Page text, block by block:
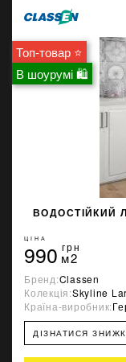
Топ-товар ⭐
В шоурумі 🛍
ВОДОСТІЙКИЙ
ЦІНА
990 грн
м2
Бренд:Classen
Колекція:Skyline
Країна-виробник:
ДІЗНАТИСЯ